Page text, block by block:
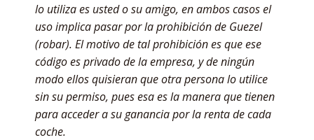
lo utiliza es usted o su amigo, en ambos casos el
uso implica pasar por la prohibición de Guezel
(robar). El motivo de tal prohibición es que ese
código es privado de la empresa, y de ningún
modo ellos quisieran que otra persona lo utilice
sin su permiso, pues esa es la manera que tienen
para acceder a su ganancia por la renta de cada
coche.